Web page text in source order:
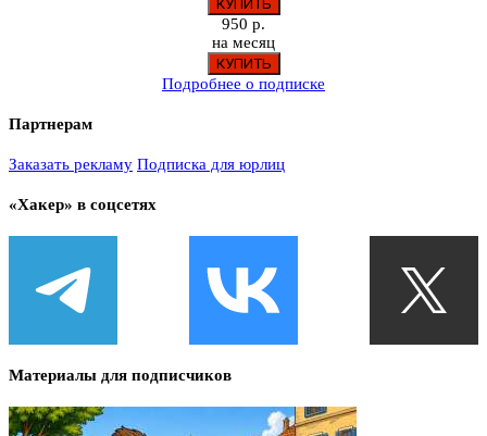
950 р.
на месяц
Подробнее о подписке
Партнерам
Заказать рекламу Подписка для юрлиц
«Хакер» в соцсетях
Материалы для подписчиков